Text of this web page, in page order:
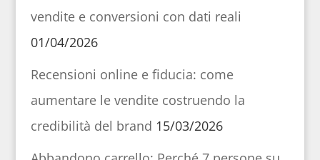
vendite e conversioni con dati reali
01/04/2026
Recensioni online e fiducia: come
aumentare le vendite costruendo la
credibilità del brand 15/03/2026